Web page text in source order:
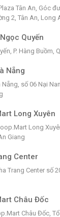
Tân An, Góc
2, Tân An, Long
Quyến
P. Hàng Buồm,
Nẵng
số 06 Nại
Long Xuyên
Long
Giang
Center
Trang Center số
Châu Đốc
Châu Đốc,